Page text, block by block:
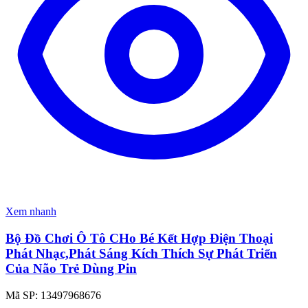
Xem nhanh
Bộ Đồ Chơi Ô Tô CHo Bé Kết Hợp Điện Thoại
Phát Nhạc,Phát Sáng Kích Thích Sự Phát Triển
Của Não Trẻ Dùng Pin
Mã SP: 13497968676